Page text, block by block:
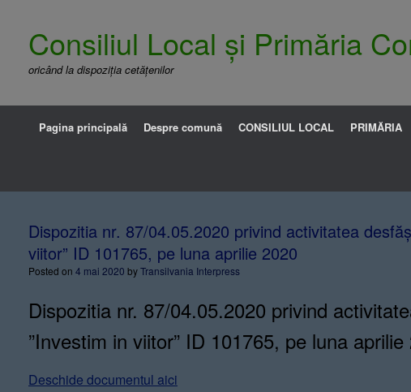
Consiliul Local și Primăria
oricând la dispoziția cetățenilor
Pagina principală Despre comună CONSILIUL LOCAL PRIMĂRIA
Dispozitia nr. 87/04.05.2020 privind activitatea
viitor” ID 101765, pe luna aprilie 2020
Posted on 4 mai 2020 byTransilvania Interpress
Dispozitia nr. 87/04.05.2020 privind
”Investim in viitor” ID 101765, pe luna aprilie
Deschide documentul aici